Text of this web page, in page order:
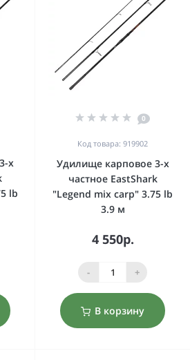
х
lb
0
Код товара: 919902
Удилище карповое 3-х
частное EastShark
"Legend mix carp" 3.75 lb
3.9 м
4 550р.
- +
В корзину